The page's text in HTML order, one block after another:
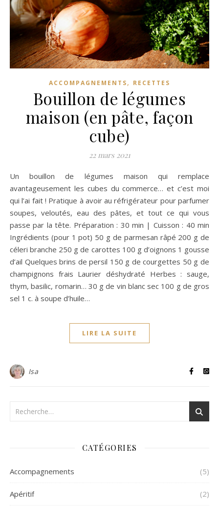
ACCOMPAGNEMENTS, RECETTES
Bouillon de légumes
maison (en pâte, façon
cube)
22 mars 2021
Un bouillon de légumes maison qui remplace
avantageusement les cubes du commerce… et c’est moi
qui l’ai fait ! Pratique à avoir au réfrigérateur pour parfumer
soupes, veloutés, eau des pâtes, et tout ce qui vous
passe par la tête. Préparation : 30 min | Cuisson : 40 min
Ingrédients (pour 1 pot) 50 g de parmesan râpé 200 g de
céleri branche 250 g de carottes 100 g d’oignons 1 gousse
d’ail Quelques brins de persil 150 g de courgettes 50 g de
champignons frais Laurier déshydraté Herbes : sauge,
thym, basilic, romarin… 30 g de vin blanc sec 100 g de gros
sel 1 c. à soupe d’huile…
LIRE LA SUITE
Isa
CATÉGORIES
Accompagnements (5)
Apéritif (2)